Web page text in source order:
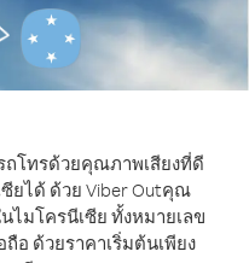
โทรด้วยคุณภาพเสียงที่ดี
ยได้ ด้วย Viber Outคุณ
ไมโครนีเซีย ทั้งหมายเลข
ด้วยราคาเริ่มต้นเพียง